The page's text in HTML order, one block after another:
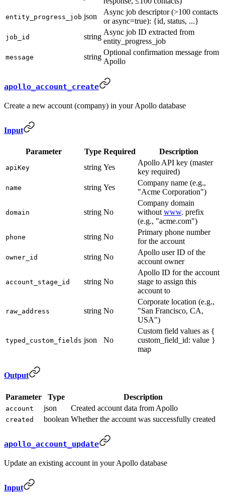
entity_progress_job json
Async job descriptor (>100 contacts
or async=true): {id, status, ...}
job_id string
Async job ID extracted from
entity_progress_job
message string
Optional confirmation message from
Apollo
apollo_account_create
Create a new account (company) in your Apollo database
Input
Parameter Type Required Description
apiKey string Yes
Apollo API key (master
key required)
name string Yes
Company name (e.g.,
"Acme Corporation")
domain string No
Company domain
without www. prefix
(e.g., "acme.com")
phone string No
Primary phone number
for the account
owner_id string No
Apollo user ID of the
account owner
account_stage_id string No
Apollo ID for the account
stage to assign this
account to
raw_address string No
Corporate location (e.g.,
"San Francisco, CA,
USA")
typed_custom_fields json No
Custom field values as {
custom_field_id: value }
map
Output
Parameter Type Description
account json Created account data from Apollo
created boolean Whether the account was successfully created
apollo_account_update
Update an existing account in your Apollo database
Input